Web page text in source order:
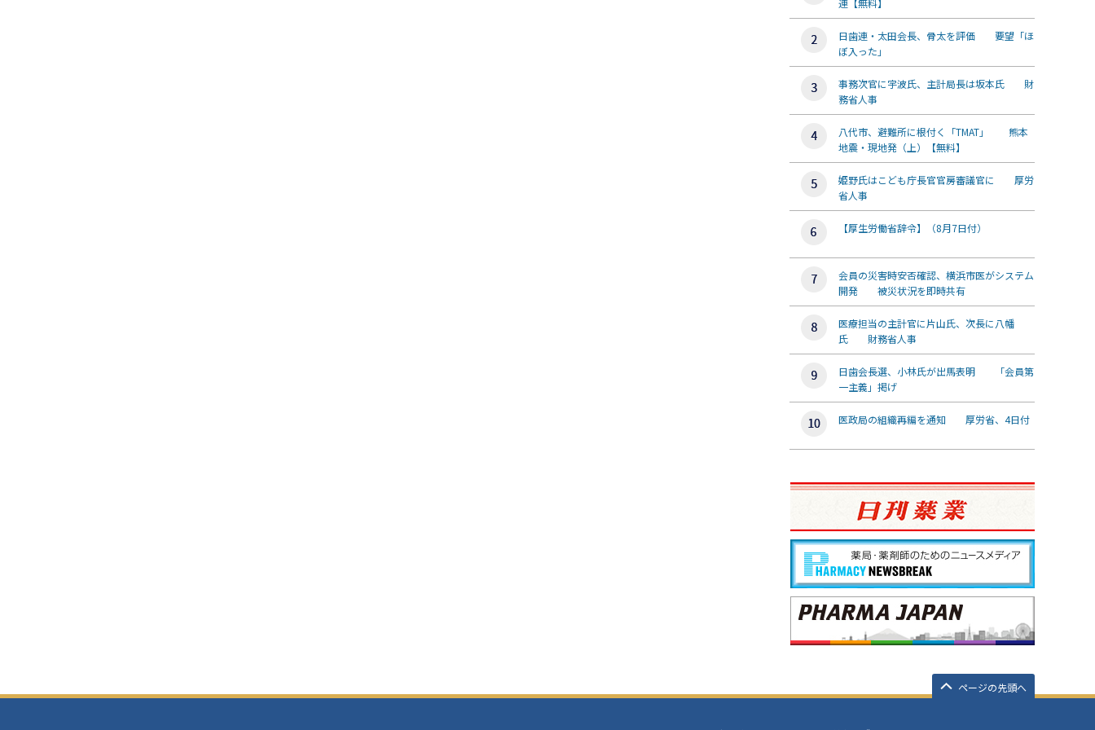
連【無料】
日歯連・太田会長、骨太を評価 要望「ほ
ぼ入った」
事務次官に宇波氏、主計局長は坂本氏 財
務省人事
八代市、避難所に根付く「TMAT」 熊本
地震・現地発（上）【無料】
姫野氏はこども庁長官官房審議官に 厚労
省人事
【厚生労働省辞令】（8月7日付）
会員の災害時安否確認、横浜市医がシステム
開発 被災状況を即時共有
医療担当の主計官に片山氏、次長に八幡
氏 財務省人事
日歯会長選、小林氏が出馬表明 「会員第
一主義」掲げ
医政局の組織再編を通知 厚労省、4日付
ページの先頭へ